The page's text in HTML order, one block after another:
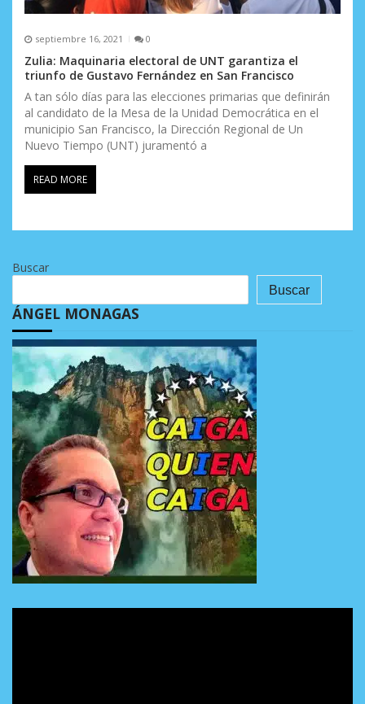
septiembre 16, 2021 0
Zulia: Maquinaria electoral de UNT garantiza el
triunfo de Gustavo Fernández en San Francisco
A tan sólo días para las elecciones primarias que definirán
al candidato de la Mesa de la Unidad Democrática en el
municipio San Francisco, la Dirección Regional de Un
Nuevo Tiempo (UNT) juramentó a
READ MORE
Buscar
Buscar
ÁNGEL MONAGAS